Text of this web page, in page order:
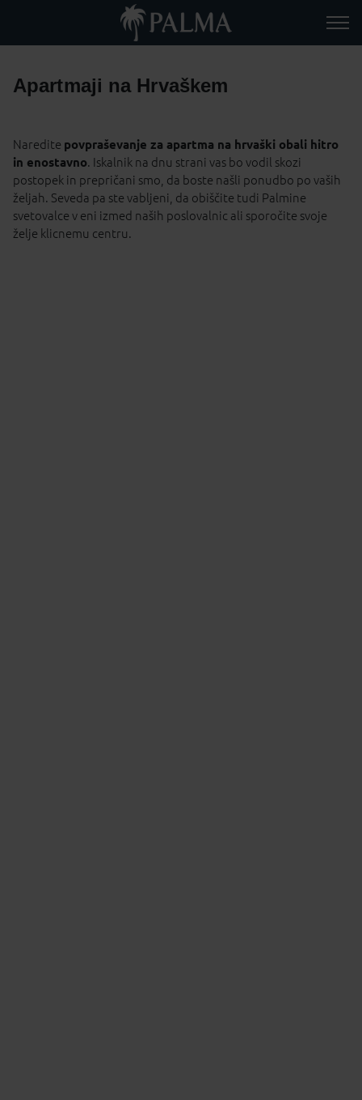
Apartmaji na Hrvaškem
Naredite povpraševanje za apartma na hrvaški obali hitro
in enostavno. Iskalnik na dnu strani vas bo vodil skozi
postopek in prepričani smo, da boste našli ponudbo po vaših
željah. Seveda pa ste vabljeni, da obiščite tudi Palmine
svetovalce v eni izmed naših poslovalnic ali sporočite svoje
želje klicnemu centru.